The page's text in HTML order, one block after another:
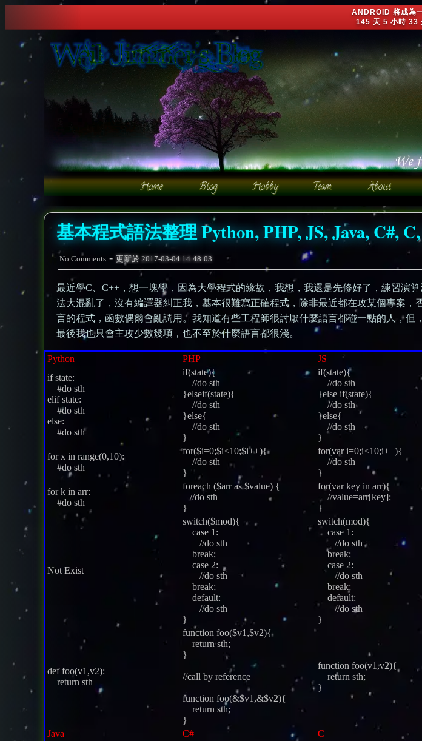
ANDROID 將成為
145 天 5 小時 33
基本程式語法整理 Python, PHP, JS, Java, C#,
No Comments - 更新於 2017-03-04 14:48:03
最近學C、C++，想一塊學，因為大學程式的緣故，我想，我還是先修好了，練習演
法大混亂了，沒有編譯器糾正我，基本很難寫正確程式，除非最近都在攻某個專案，
言的程式，函數偶爾會亂調用。我知道有些工程師很討厭什麼語言都碰一點的人，但
最後我也只會主攻少數幾項，也不至於什麼語言都很淺。
Python PHP
JS
if state:
#do sth
elif state:
#do sth
else:
#do sth
if(state){
//do sth
}elseif(state){
//do sth
}else{
//do sth
}
if(state){
//do sth
}else if(state){
//do sth
}else{
//do sth
}
for x in range(0,10):
#do sth
for($i=0;$i<10;$i++){
//do sth
}
for(var i=0;i<10;i++){
//do sth
}
for k in arr:
#do sth
foreach ($arr as $value) {
//do sth
}
for(var key in arr){
//value=arr[key];
}
Not Exist
switch($mod){
case 1:
//do sth
break;
case 2:
//do sth
break;
default:
//do sth
}
switch(mod){
case 1:
//do sth
break;
case 2:
//do sth
break;
default:
//do sth
}
def foo(v1,v2):
return sth
function foo($v1,$v2){
return sth;
}
//call by reference
function foo(&$v1,&$v2){
return sth;
}
function foo(v1,v2){
return sth;
}
Java C# C